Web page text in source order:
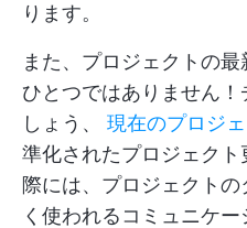
ります。
また、プロジェクトの
ひとつではありません
しょう、 現在のプロジ
準化されたプロジェク
際には、プロジェクト
く使われるコミュニケ